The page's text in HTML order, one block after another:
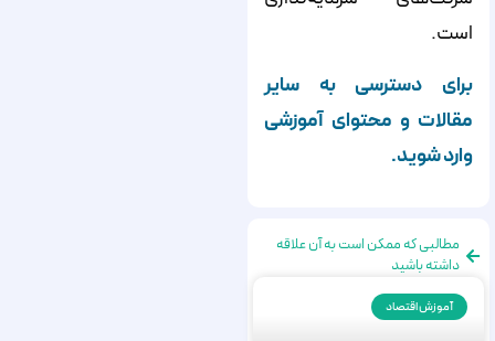
است.
برای دسترسی به سایر
مقالات و محتوای آموزشی
وارد شوید.
مطالبی که ممکن است به آن علاقه
داشته باشید
آموزش اقتصاد